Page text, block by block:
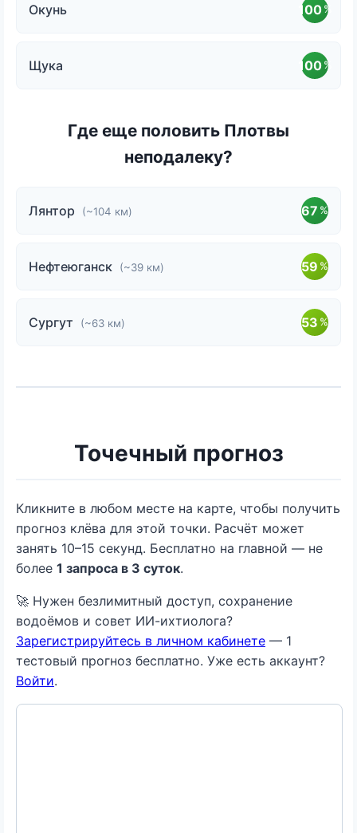
Окунь 100 %
Щука 100 %
Где еще половить Плотвы
неподалеку?
Лянтор (~104 км) 67 %
Нефтеюганск (~39 км) 59 %
Сургут (~63 км) 53 %
Точечный прогноз
Кликните в любом месте на карте, чтобы получить
прогноз клёва для этой точки. Расчёт может
занять 10–15 секунд. Бесплатно на главной — не
более 1 запроса в 3 суток.
🚀 Нужен безлимитный доступ, сохранение
водоёмов и совет ИИ-ихтиолога?
Зарегистрируйтесь в личном кабинете — 1
тестовый прогноз бесплатно. Уже есть аккаунт?
Войти.